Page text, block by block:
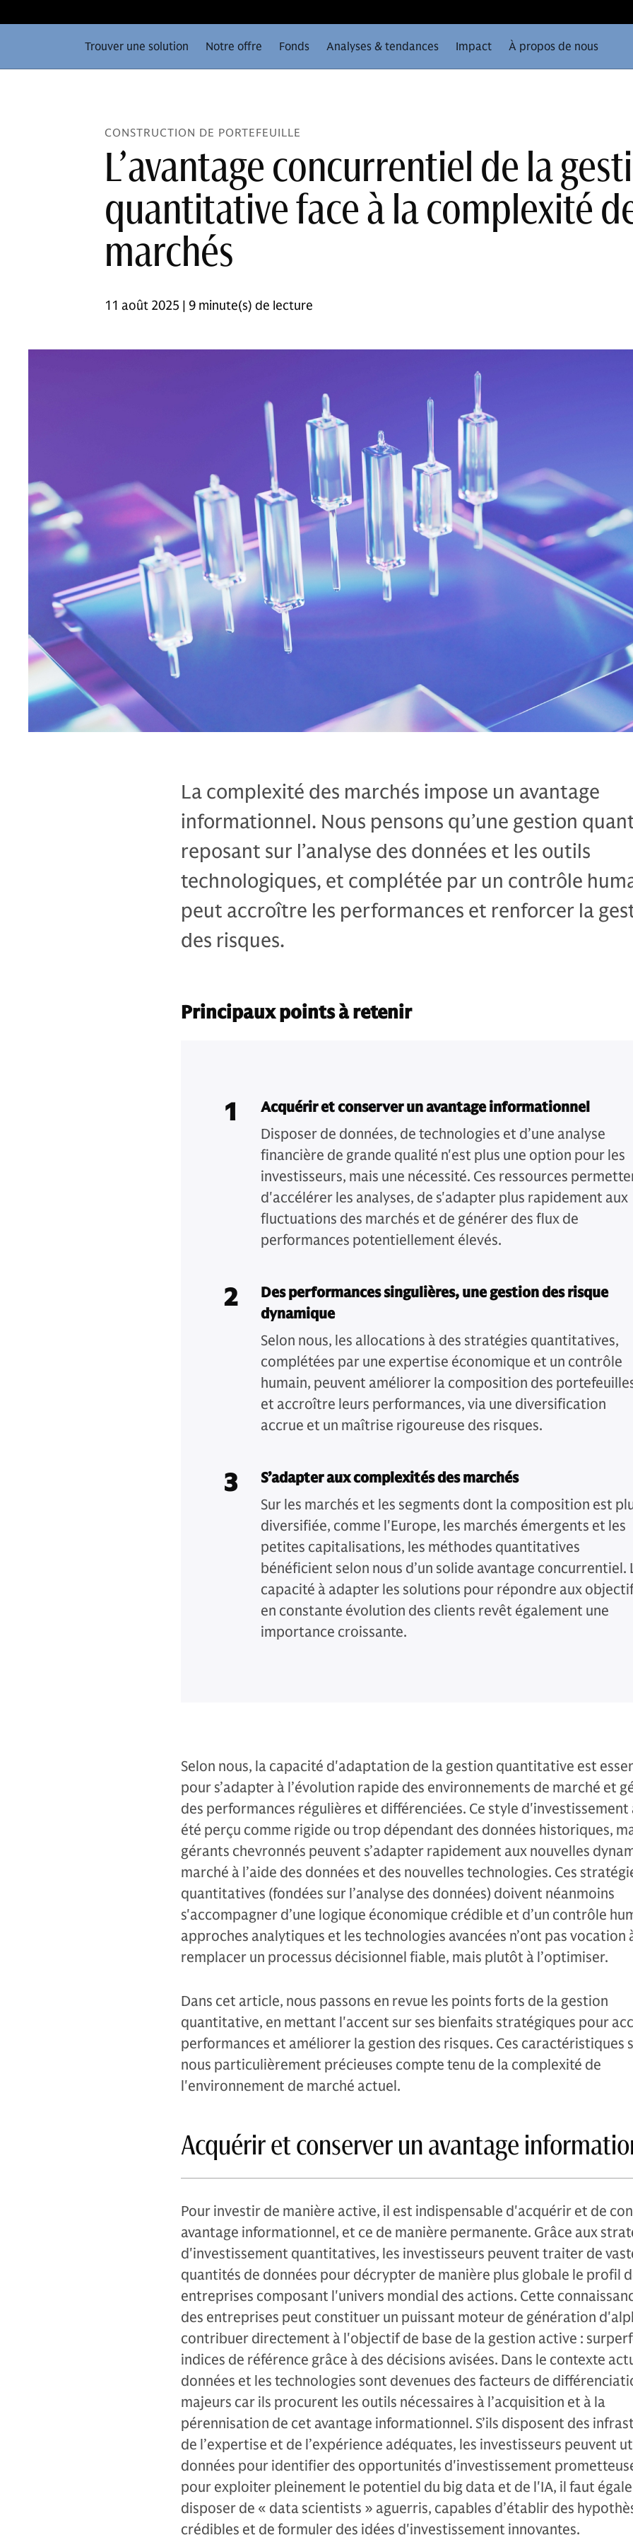
Trouver une solution Notre offre Fonds Analyses & tendances Impact À propos de nous
CONSTRUCTION DE PORTEFEUILLE
L’avantage concurrentiel de la
quantitative face à la complexité
marchés
11 août 2025 | 9 minute(s) de lecture
La complexité des marchés impose un avantage
informationnel. Nous pensons qu’une gestion
reposant sur l’analyse des données et les outils
technologiques, et complétée par un contrôle
peut accroître les performances et renforcer la
des risques.
Principaux points à retenir
1
Acquérir et conserver un avantage informationnel
Disposer de données, de technologies et d’une analyse
financière de grande qualité n'est plus une option pour les
investisseurs, mais une nécessité. Ces ressources
d'accélérer les analyses, de s'adapter plus rapidement aux
fluctuations des marchés et de générer des flux de
performances potentiellement élevés.
2
Des performances singulières, une gestion des risque
dynamique
Selon nous, les allocations à des stratégies quantitatives,
complétées par une expertise économique et un contrôle
humain, peuvent améliorer la composition des
et accroître leurs performances, via une diversification
accrue et un maîtrise rigoureuse des risques.
3
S’adapter aux complexités des marchés
Sur les marchés et les segments dont la composition est
diversifiée, comme l'Europe, les marchés émergents et les
petites capitalisations, les méthodes quantitatives
bénéficient selon nous d’un solide avantage concurrentiel.
capacité à adapter les solutions pour répondre aux
en constante évolution des clients revêt également une
importance croissante.
Selon nous, la capacité d'adaptation de la gestion quantitative est
pour s’adapter à l’évolution rapide des environnements de marché et
des performances régulières et différenciées. Ce style d'investissement
été perçu comme rigide ou trop dépendant des données historiques,
gérants chevronnés peuvent s’adapter rapidement aux nouvelles
marché à l’aide des données et des nouvelles technologies. Ces
quantitatives (fondées sur l’analyse des données) doivent néanmoins
s'accompagner d’une logique économique crédible et d’un contrôle
approches analytiques et les technologies avancées n’ont pas vocation
remplacer un processus décisionnel fiable, mais plutôt à l’optimiser.
Dans cet article, nous passons en revue les points forts de la gestion
quantitative, en mettant l'accent sur ses bienfaits stratégiques pour
performances et améliorer la gestion des risques. Ces caractéristiques
nous particulièrement précieuses compte tenu de la complexité de
l'environnement de marché actuel.
Acquérir et conserver un avantage
Pour investir de manière active, il est indispensable d'acquérir et de
avantage informationnel, et ce de manière permanente. Grâce aux
d'investissement quantitatives, les investisseurs peuvent traiter de
quantités de données pour décrypter de manière plus globale le profil
entreprises composant l'univers mondial des actions. Cette
des entreprises peut constituer un puissant moteur de génération
contribuer directement à l'objectif de base de la gestion active :
indices de référence grâce à des décisions avisées. Dans le contexte
données et les technologies sont devenues des facteurs de
majeurs car ils procurent les outils nécessaires à l’acquisition et à la
pérennisation de cet avantage informationnel. S’ils disposent des
de l’expertise et de l’expérience adéquates, les investisseurs peuvent
données pour identifier des opportunités d'investissement
pour exploiter pleinement le potentiel du big data et de l'IA, il faut
disposer de « data scientists » aguerris, capables d’établir des
crédibles et de formuler des idées d'investissement innovantes.